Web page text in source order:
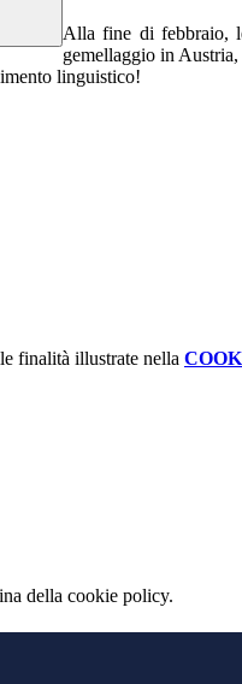
Alla fine di febbraio,
gemellaggio in
linguistico!
finalità illustrate nella
della cookie policy.